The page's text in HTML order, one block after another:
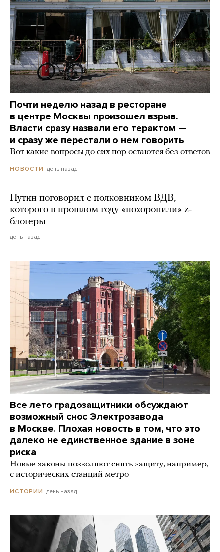
Почти неделю назад в ресторане
в центре Москвы произошел взрыв.
Власти сразу назвали его терактом —
и сразу же перестали о нем говорить
Вот какие вопросы до сих пор остаются без ответов
НОВОСТИ день назад
Путин поговорил с полковником ВДВ,
которого в прошлом году «похоронили» z-
блогеры
день назад
Все лето градозащитники обсуждают
возможный снос Электрозавода
в Москве. Плохая новость в том, что это
далеко не единственное здание в зоне
риска
Новые законы позволяют снять защиту, например,
с исторических станций метро
ИСТОРИИ день назад